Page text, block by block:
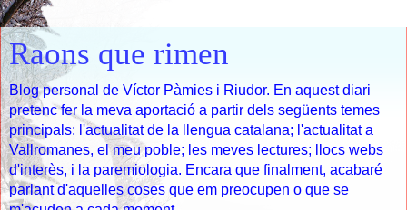
Raons que rimen
Blog personal de Víctor Pàmies i Riudor. En aquest diari
pretenc fer la meva aportació a partir dels següents temes
principals: l'actualitat de la llengua catalana; l'actualitat a
Vallromanes, el meu poble; les meves lectures; llocs webs
d'interès, i la paremiologia. Encara que finalment, acabaré
parlant d'aquelles coses que em preocupen o que se